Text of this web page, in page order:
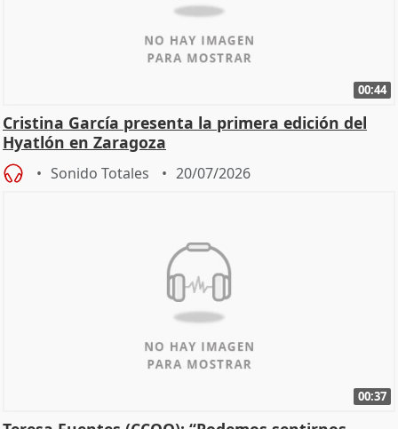
00:44
Cristina García presenta la primera edición del
Hyatlón en Zaragoza
Sonido Totales 20/07/2026
00:37